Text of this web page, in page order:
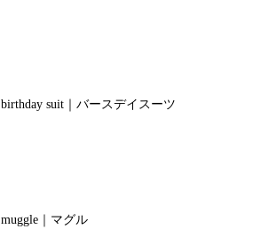
birthday suit｜バースデイスーツ
muggle｜マグル